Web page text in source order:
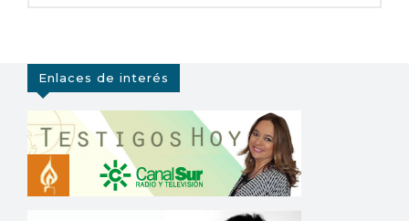
Enlaces de interés